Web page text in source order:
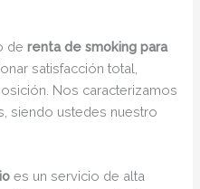
derenta de smoking para
satisfacción total,
Nos caracterizamos
siendo ustedes nuestro
es un servicio de alta